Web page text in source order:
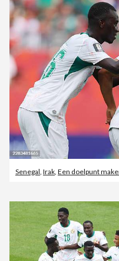
Senegal Irak Een doelpunt